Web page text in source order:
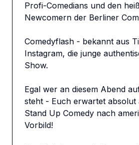
Profi-Comedians und den
Newcomern der Berliner
Comedyflash - bekannt aus
Instagram, die junge
Show.
Egal wer an diesem Abend
steht - Euch erwartet absolut
Stand Up Comedy nach
Vorbild!